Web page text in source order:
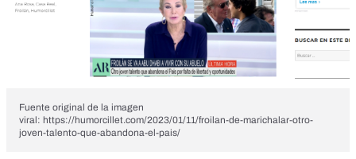
Fuente original de la imagen
viral: https://humorcillet.com/2023/01/11/froilan-de-marichalar-otro-
joven-talento-que-abandona-el-pais/